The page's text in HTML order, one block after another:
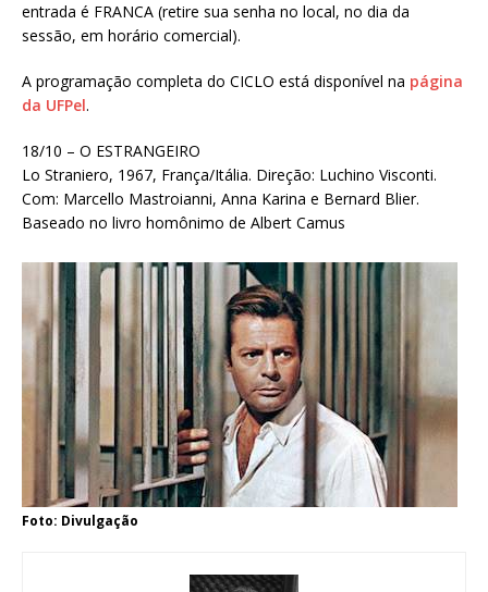
entrada é FRANCA (retire sua senha no local, no dia da
sessão, em horário comercial).
A programação completa do CICLO está disponível na página
da UFPel.
18/10 – O ESTRANGEIRO
Lo Straniero, 1967, França/Itália. Direção: Luchino Visconti.
Com: Marcello Mastroianni, Anna Karina e Bernard Blier.
Baseado no livro homônimo de Albert Camus
Foto: Divulgação